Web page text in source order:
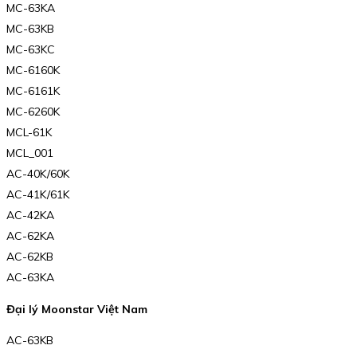
MC-63KA
MC-63KB
MC-63KC
MC-6160K
MC-6161K
MC-6260K
MCL-61K
MCL_001
AC-40K/60K
AC-41K/61K
AC-42KA
AC-62KA
AC-62KB
AC-63KA
Đại lý Moonstar Việt Nam
AC-63KB